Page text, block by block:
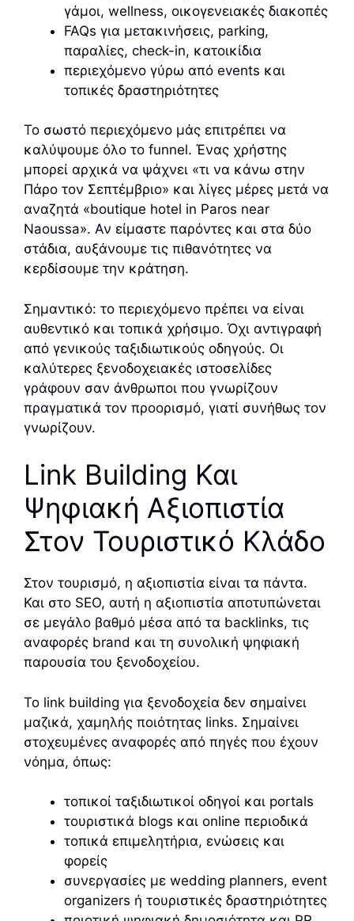
γάμοι, wellness, οικογενειακές διακοπές
FAQs για μετακινήσεις, parking,
παραλίες, check-in, κατοικίδια
περιεχόμενο γύρω από events και
τοπικές δραστηριότητες
Το σωστό περιεχόμενο μάς επιτρέπει να
καλύψουμε όλο το funnel. Ένας χρήστης
μπορεί αρχικά να ψάχνει «τι να κάνω στην
Πάρο τον Σεπτέμβριο» και λίγες μέρες μετά να
αναζητά «boutique hotel in Paros near
Naoussa». Αν είμαστε παρόντες και στα δύο
στάδια, αυξάνουμε τις πιθανότητες να
κερδίσουμε την κράτηση.
Σημαντικό: το περιεχόμενο πρέπει να είναι
αυθεντικό και τοπικά χρήσιμο. Όχι αντιγραφή
από γενικούς ταξιδιωτικούς οδηγούς. Οι
καλύτερες ξενοδοχειακές ιστοσελίδες
γράφουν σαν άνθρωποι που γνωρίζουν
πραγματικά τον προορισμό, γιατί συνήθως τον
γνωρίζουν.
Link Building Και
Ψηφιακή Αξιοπιστία
Στον Τουριστικό Κλάδο
Στον τουρισμό, η αξιοπιστία είναι τα πάντα.
Και στο SEO, αυτή η αξιοπιστία αποτυπώνεται
σε μεγάλο βαθμό μέσα από τα backlinks, τις
αναφορές brand και τη συνολική ψηφιακή
παρουσία του ξενοδοχείου.
Το link building για ξενοδοχεία δεν σημαίνει
μαζικά, χαμηλής ποιότητας links. Σημαίνει
στοχευμένες αναφορές από πηγές που έχουν
νόημα, όπως:
τοπικοί ταξιδιωτικοί οδηγοί και portals
τουριστικά blogs και online περιοδικά
τοπικά επιμελητήρια, ενώσεις και
φορείς
συνεργασίες με wedding planners, event
organizers ή τουριστικές δραστηριότητες